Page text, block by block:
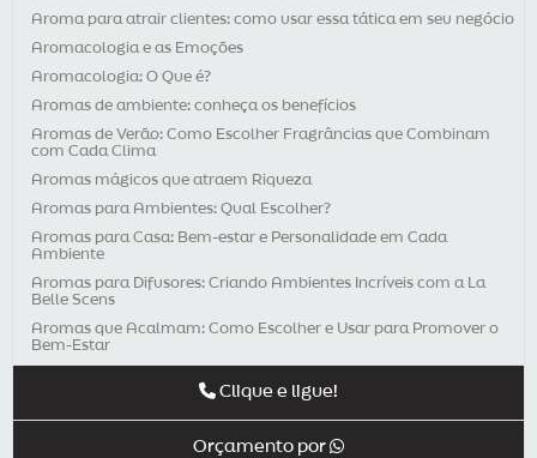
Aroma para atrair clientes: como usar essa tática em seu negócio
Aromacologia e as Emoções
Aromacologia: O Que é?
Aromas de ambiente: conheça os benefícios
Aromas de Verão: Como Escolher Fragrâncias que Combinam
com Cada Clima
Aromas mágicos que atraem Riqueza
Aromas para Ambientes: Qual Escolher?
Aromas para Casa: Bem-estar e Personalidade em Cada
Ambiente
Aromas para Difusores: Criando Ambientes Incríveis com a La
Belle Scens
Aromas que Acalmam: Como Escolher e Usar para Promover o
Bem-Estar
Aromaterapia e Sistema Imunológico: Como Fortalecer a Saúde
com Aromas
Aromaterapia é uma ótima opção para presente de Natal
Clique e ligue!
Orçamento por